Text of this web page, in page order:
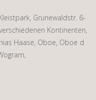
Grunewaldstr. 6-
Kontinenten,
Haase, Oboe, Oboe d